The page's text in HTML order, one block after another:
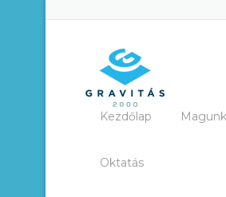
Kezdőlap
Oktatás